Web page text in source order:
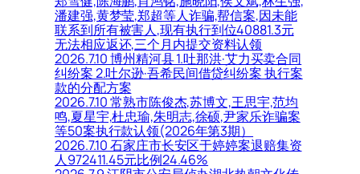
潘建强,黄梦莹,郑超等人诈骗,帮信案,因未能
联系到所有被害人,现有执行到位40881.3元
无法相应返还,三个月内提交资料认领
2026.7.10 博州精河县 1.吐那洪·艾力买卖合同
纠纷案 2.吐尔逊·吾希民间借贷纠纷案 执行案
款的分配方案
2026.7.10 常熟市陈俊杰,苏博文,王思宇,范均
鸣,夏星宇,杜忠瑜,朱明志,徐硕,尹家乐诈骗案
等50案执行款认领(2026年第3期）
2026.7.10 石家庄市长安区于婷婷案退赔集资
人972411.45元比例24.46%